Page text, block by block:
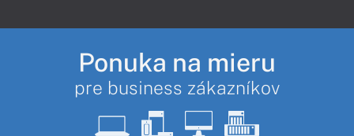
Ponuka na mieru
pre business zákazníkov